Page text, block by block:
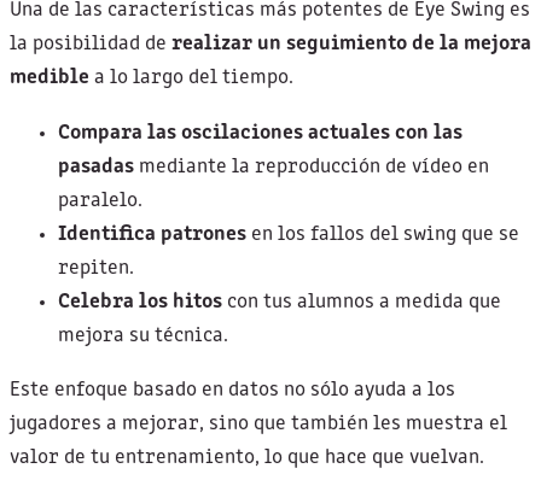
Una de las características más potentes de Eye Swing es
la posibilidad de realizar un seguimiento de la mejora
medible a lo largo del tiempo.
Compara las oscilaciones actuales con las
pasadas mediante la reproducción de vídeo en
paralelo.
Identifica patrones en los fallos del swing que se
repiten.
Celebra los hitos con tus alumnos a medida que
mejora su técnica.
Este enfoque basado en datos no sólo ayuda a los
jugadores a mejorar, sino que también les muestra el
valor de tu entrenamiento, lo que hace que vuelvan.